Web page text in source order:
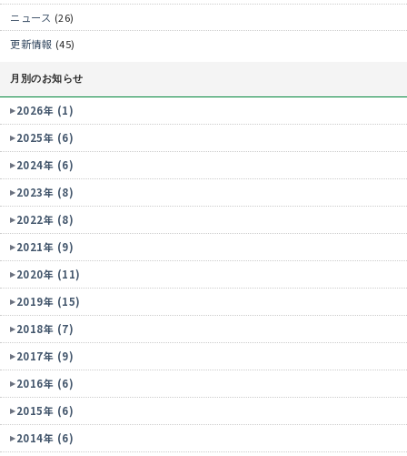
ニュース (26)
更新情報 (45)
月別のお知らせ
2026年 (1)
2025年 (6)
2024年 (6)
2023年 (8)
2022年 (8)
2021年 (9)
2020年 (11)
2019年 (15)
2018年 (7)
2017年 (9)
2016年 (6)
2015年 (6)
2014年 (6)